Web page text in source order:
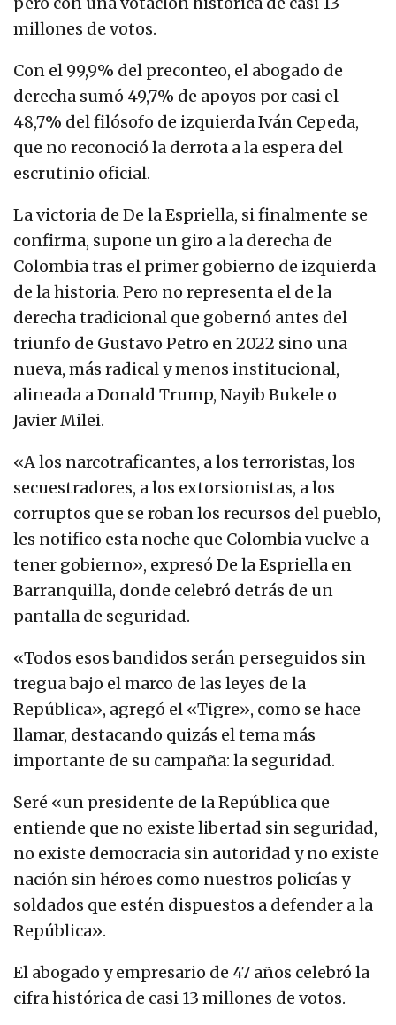
millones de votos.
Con el 99,9% del preconteo, el abogado de
derecha sumó 49,7% de apoyos por casi el
48,7% del filósofo de izquierda Iván Cepeda,
que no reconoció la derrota a la espera del
escrutinio oficial.
La victoria de De la Espriella, si finalmente se
confirma, supone un giro a la derecha de
Colombia tras el primer gobierno de izquierda
de la historia. Pero no representa el de la
derecha tradicional que gobernó antes del
triunfo de Gustavo Petro en 2022 sino una
nueva, más radical y menos institucional,
alineada a Donald Trump, Nayib Bukele o
Javier Milei.
«A los narcotraficantes, a los terroristas, los
secuestradores, a los extorsionistas, a los
corruptos que se roban los recursos del pueblo,
les notifico esta noche que Colombia vuelve a
tener gobierno», expresó De la Espriella en
Barranquilla, donde celebró detrás de un
pantalla de seguridad.
«Todos esos bandidos serán perseguidos sin
tregua bajo el marco de las leyes de la
República», agregó el «Tigre», como se hace
llamar, destacando quizás el tema más
importante de su campaña: la seguridad.
Seré «un presidente de la República que
entiende que no existe libertad sin seguridad,
no existe democracia sin autoridad y no existe
nación sin héroes como nuestros policías y
soldados que estén dispuestos a defender a la
República».
El abogado y empresario de 47 años celebró la
cifra histórica de casi 13 millones de votos.